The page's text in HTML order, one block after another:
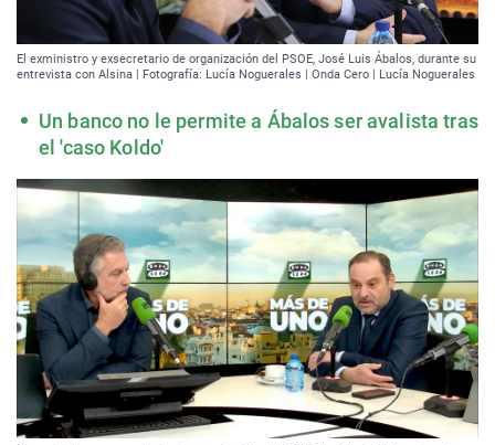
El exministro y exsecretario de organización del PSOE, José Luis Ábalos, durante su
entrevista con Alsina | Fotografía: Lucía Noguerales | Onda Cero | Lucía Noguerales
Un banco no le permite a Ábalos ser avalista tras
el 'caso Koldo'